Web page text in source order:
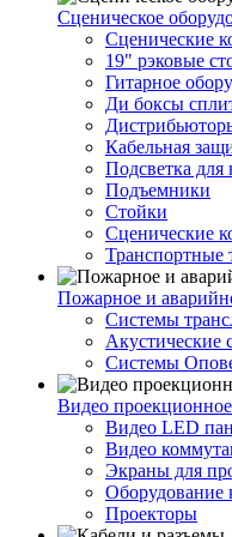
Сценическое
Сценические
19" рэковые
Гитарное
Ди боксы
Кабельная
Подсветка для
Подъемники
Стойки
Сценические
Транспортные
Пожарное и
Cистемы
Системы
Видео
Видео LED
Видео
Экраны для
Оборудование
Проекторы